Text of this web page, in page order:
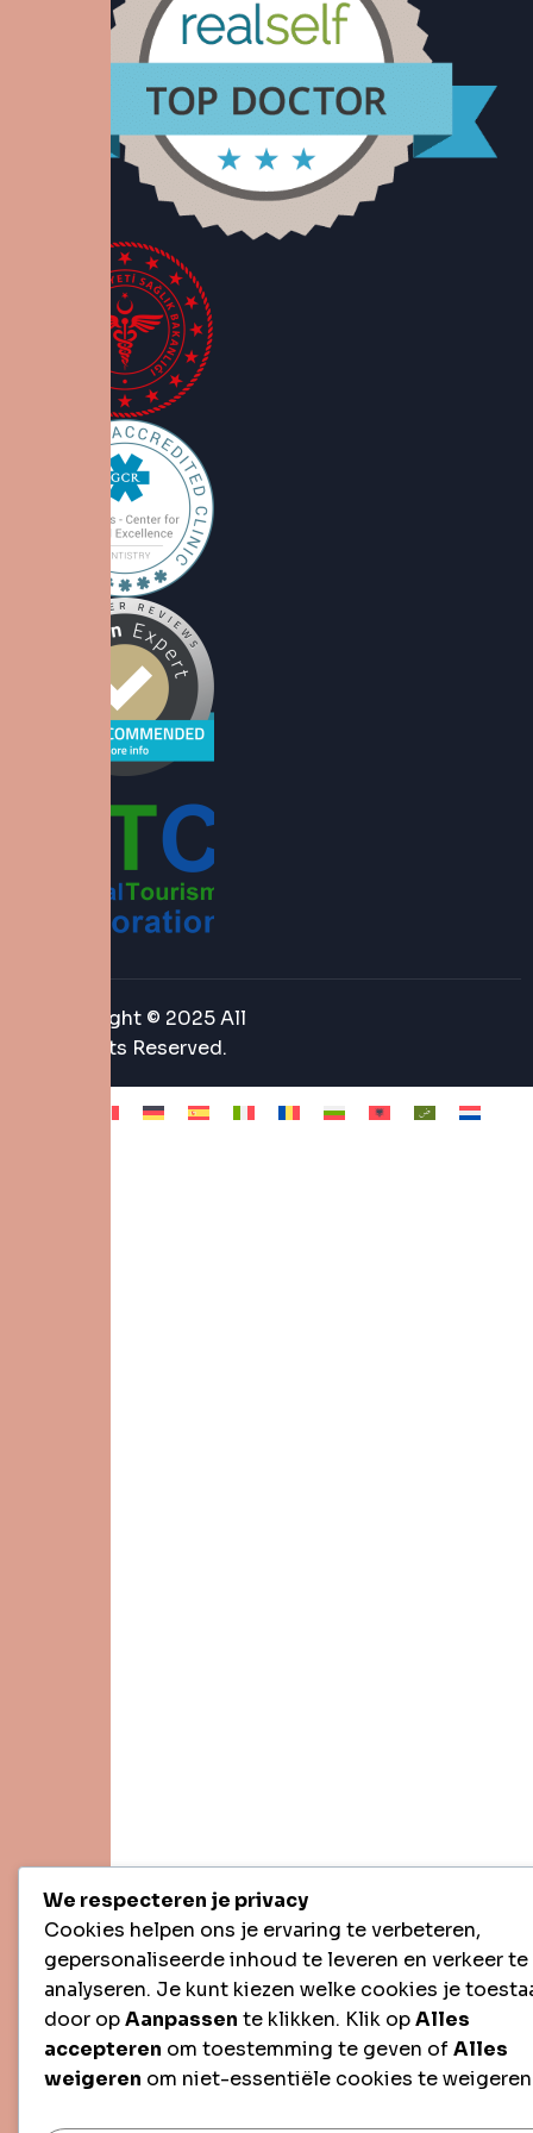
Copyright © 2025 All
Rights Reserved.
We respecteren je privacy
Cookies helpen ons je ervaring te verbeteren,
gepersonaliseerde inhoud te leveren en verkeer te
analyseren. Je kunt kiezen welke cookies je
door opAanpassen te klikken. Klik opAlles
accepteren om toestemming te geven ofAlles
weigeren om niet-essentiële cookies te